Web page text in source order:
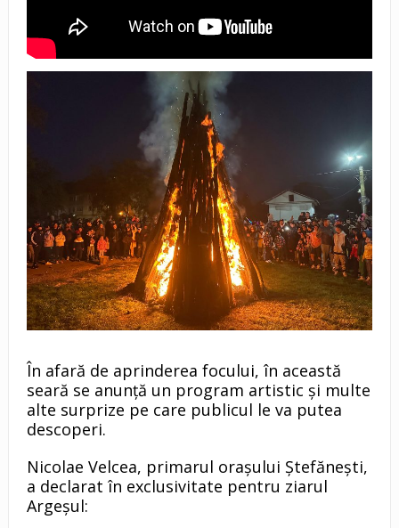
În afară de aprinderea focului, în această
seară se anunță un program artistic și multe
alte surprize pe care publicul le va putea
descoperi.
Nicolae Velcea, primarul orașului Ștefănești,
a declarat în exclusivitate pentru ziarul
Argeșul: